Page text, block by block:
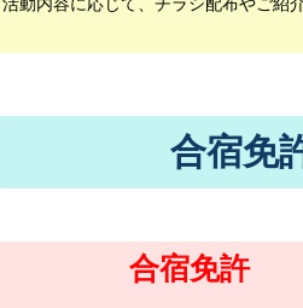
合宿免
合宿免許